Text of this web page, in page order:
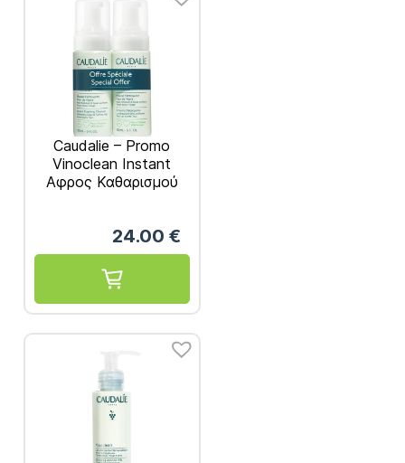
Caudalie – Promo
Vinoclean Instant
Aφρος Καθαρισμού
24.00 €